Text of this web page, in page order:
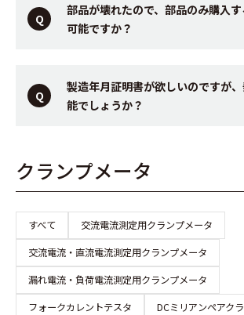
部品が壊れたので、部品のみ購入
可能ですか？
製造年月証明書が欲しいのですが
能でしょうか？
クランプメータ
すべて
交流電流測定用クランプメータ
交流電流・直流電流測定用クランプメータ
漏れ電流・負荷電流測定用クランプメータ
フォークカレントテスタ
DCミリアンペアク